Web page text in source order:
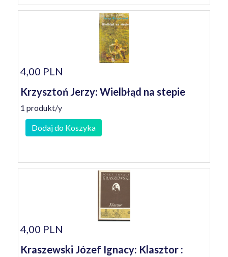
4,00 PLN
Krzysztoń Jerzy: Wielbłąd na stepie
1 produkt/y
Dodaj do Koszyka
4,00 PLN
Kraszewski Józef Ignacy: Klasztor :